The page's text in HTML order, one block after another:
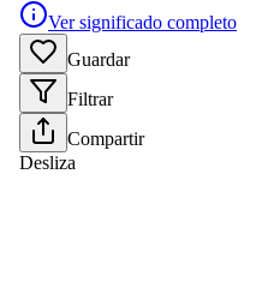
Ver significado completo
Guardar
Filtrar
Compartir
Desliza